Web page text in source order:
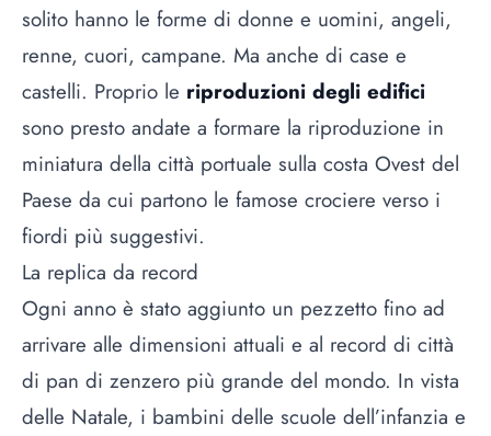
solito hanno le forme di donne e uomini, angeli,
renne, cuori, campane. Ma anche di case e
castelli. Proprio le riproduzioni degli edifici
sono presto andate a formare la riproduzione in
miniatura della città portuale sulla costa Ovest del
Paese da cui partono le famose crociere verso i
fiordi più suggestivi.
La replica da record
Ogni anno è stato aggiunto un pezzetto fino ad
arrivare alle dimensioni attuali e al record di città
di pan di zenzero più grande del mondo. In vista
delle Natale, i bambini delle scuole dell’infanzia e